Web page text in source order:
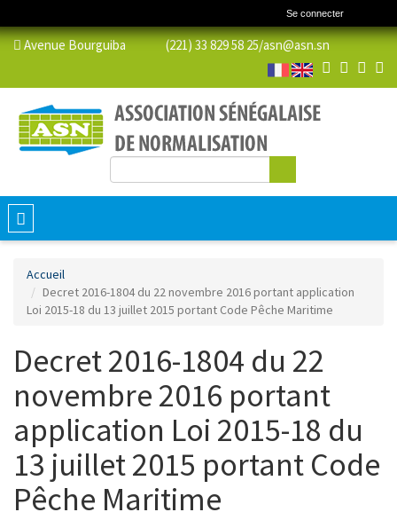
Se connecter
Avenue Bourguiba (221) 33 829 58 25/asn@asn.sn
Formulaire de recherche
Toggle
navigation
Accueil
Decret 2016-1804 du 22 novembre 2016 portant application
Loi 2015-18 du 13 juillet 2015 portant Code Pêche Maritime
Decret 2016-1804 du 22
novembre 2016 portant
application Loi 2015-18 du
13 juillet 2015 portant Code
Pêche Maritime